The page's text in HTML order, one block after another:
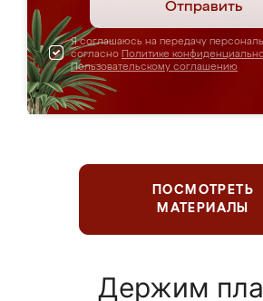
Отправить
Я соглашаюсь на передачу
согласно Политике
Пользовательскому соглашению
ПОСМОТРЕТЬ
МАТЕРИАЛЫ
Держим